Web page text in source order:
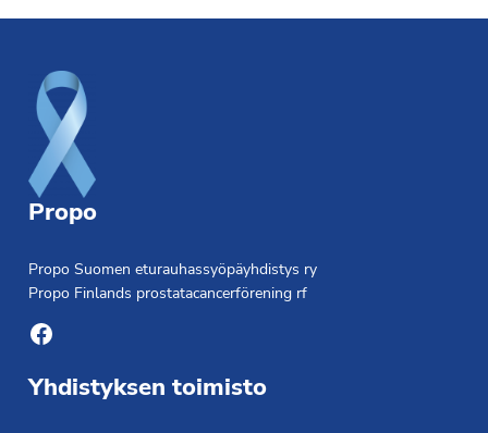
Propo
Propo Suomen eturauhassyöpäyhdistys ry
Propo Finlands prostatacancerförening rf
Facebook
Yhdistyksen toimisto